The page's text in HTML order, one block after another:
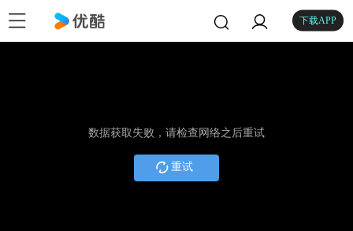
下载APP
数据获取失败，请检查网络之后重试
重试